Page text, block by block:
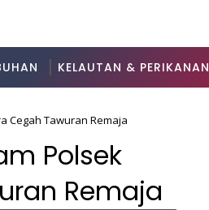
KELAUTAN & PERIKANAN
Cegah Tawuran Remaja
Polsek
Remaja